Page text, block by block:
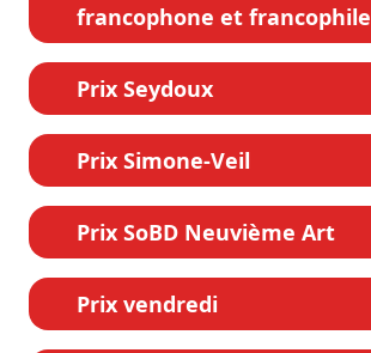
francophone et francophile
Prix Seydoux
Prix Simone-Veil
Prix SoBD Neuvième Art
Prix vendredi